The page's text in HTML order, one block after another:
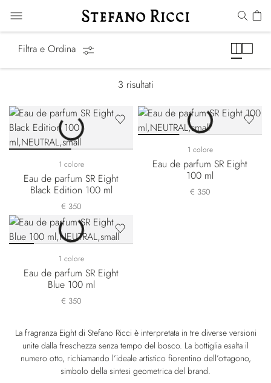
Filtra e Ordina
3 risultati
1 colore
Eau de parfum SR Eight
Black Edition 100 ml
€ 350
1 colore
Eau de parfum SR Eight
100 ml
€ 350
1 colore
Eau de parfum SR Eight
Blue 100 ml
€ 350
La fragranza Eight di Stefano Ricci è interpretata in tre diverse versioni
unite dalla freschezza senza tempo del bosco. La bottiglia esalta il
numero otto, richiamando l’ideale artistico fiorentino dell’ottagono,
simbolo della sintesi geometrica del brand.